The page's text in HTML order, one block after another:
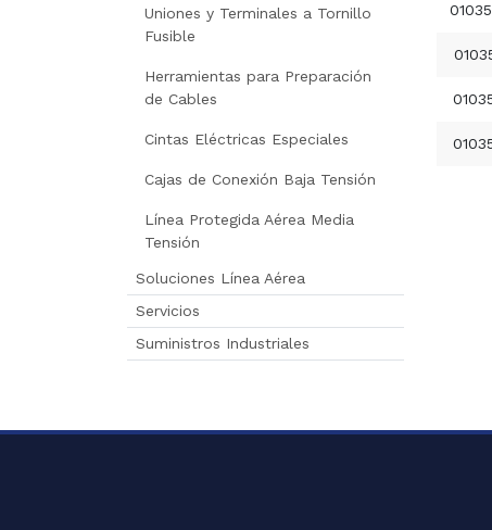
Uniones y Terminales a Tornillo
Fusible
Herramientas para Preparación
de Cables
Cintas Eléctricas Especiales
Cajas de Conexión Baja Tensión
Línea Protegida Aérea Media
Tensión
Soluciones Línea Aérea
Servicios
Suministros Industriales